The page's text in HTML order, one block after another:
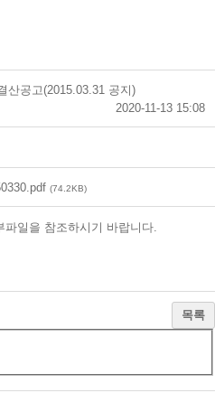
산공고(2015.03.31 공지)
2020-11-13 15:08
(74.2KB)
일을 참조하시기 바랍니다.
목록